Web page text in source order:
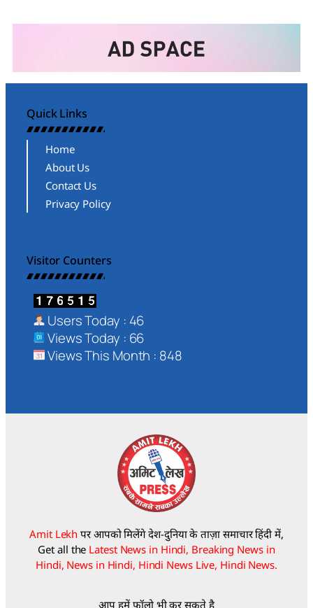
Quick Links
Home
About Us
Contact Us
Privacy Policy
Visitor Counters
Users Today : 46
Views Today : 66
Views This Month : 848
Amit Lekh पर आपको मिलेंगे देश-दुनिया के ताज़ा समाचार हिंदी में,
Get all the Latest News in Hindi, Breaking News in
Hindi, News in Hindi, Hindi News Live, Hindi News.
आप हमें फॉलो भी कर सकते है